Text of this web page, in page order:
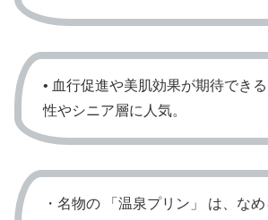
• 血行促進や美肌効果が期待でき
性やシニア層に人気。
・名物の 「温泉プリン」 は、な